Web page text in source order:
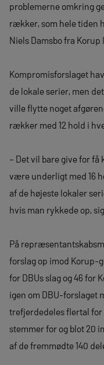
problemerne omkring
rækker, som hele tiden
Niels Damsbo fra Korup
Kompromisforslaget
de lokale serier, men
ville flytte noget
rækker med 12 hold i
– Det vil bare give for
være underligt med 16
af de højeste lokaler
hvis man rykkede op,
På
forslag op imod Korup-
for DBUs slag og 46 for
igen om DBU-forslaget
trefjerdedeles flertal for
stemmer for og blot 20
af de fremmødte 140